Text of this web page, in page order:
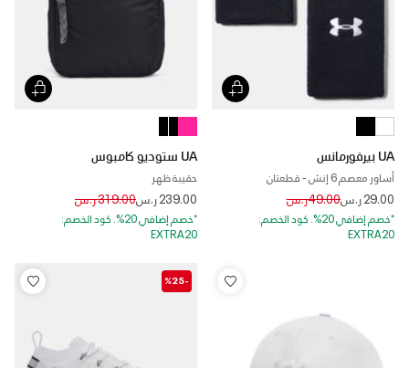
UA بيرفورمانس
أساور معصم 6 إنش - قطعتان
29.00 ر.س Price reduced from
49.00 ر.س to
*خصم إضافي 20%. كود الخصم:
EXTRA20
UA ستوديو كامبوس
حقيبة ظهر
239.00 ر.س Price reduced from
319.00 ر.س to
*خصم إضافي 20%. كود الخصم:
EXTRA20
-%25